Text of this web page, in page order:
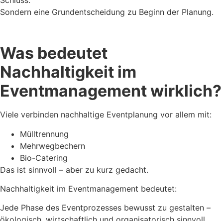
Sondern eine Grundentscheidung zu Beginn der Planung.
Was bedeutet
Nachhaltigkeit im
Eventmanagement wirklich?
Viele verbinden nachhaltige Eventplanung vor allem mit:
Mülltrennung
Mehrwegbechern
Bio-Catering
Das ist sinnvoll – aber zu kurz gedacht.
Nachhaltigkeit im Eventmanagement bedeutet:
Jede Phase des Eventprozesses bewusst zu gestalten –